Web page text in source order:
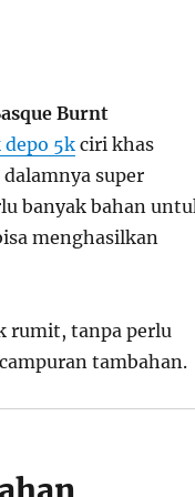
Burnt
5kciri khas
super
banyak bahan
menghasilkan
rumit, tanpa perlu
tambahan.